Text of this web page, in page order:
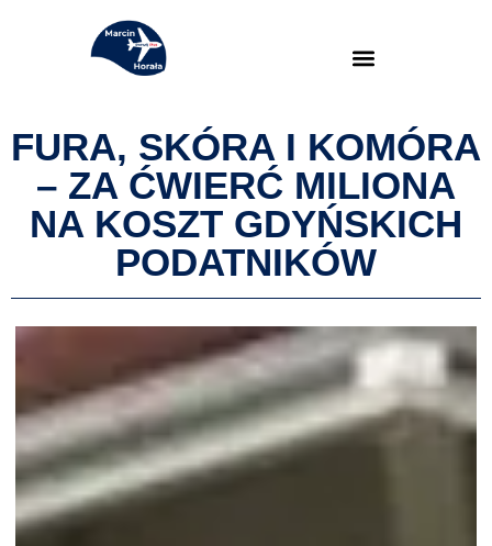
FURA, SKÓRA I KOMÓRA
– ZA ĆWIERĆ MILIONA
NA KOSZT GDYŃSKICH
PODATNIKÓW